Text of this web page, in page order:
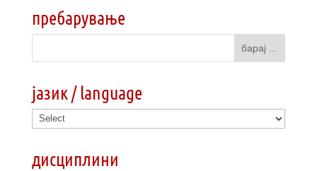
пребарување
јазик / language
дисциплини